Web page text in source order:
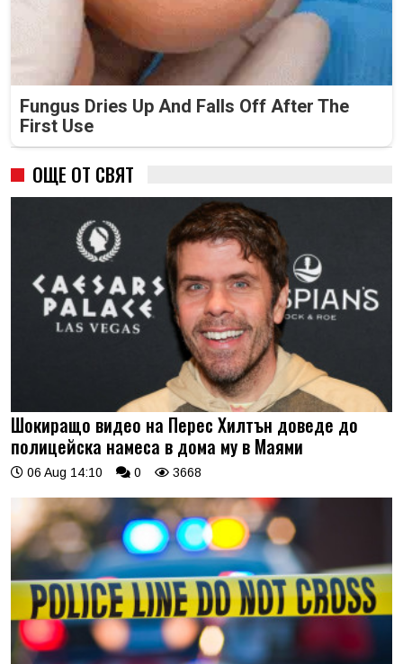
Fungus Dries Up And Falls Off After The
First Use
ОЩЕ ОТ СВЯТ
Шокиращо видео на Перес Хилтън доведе до
полицейска намеса в дома му в Маями
06 Aug 14:10 0 3668